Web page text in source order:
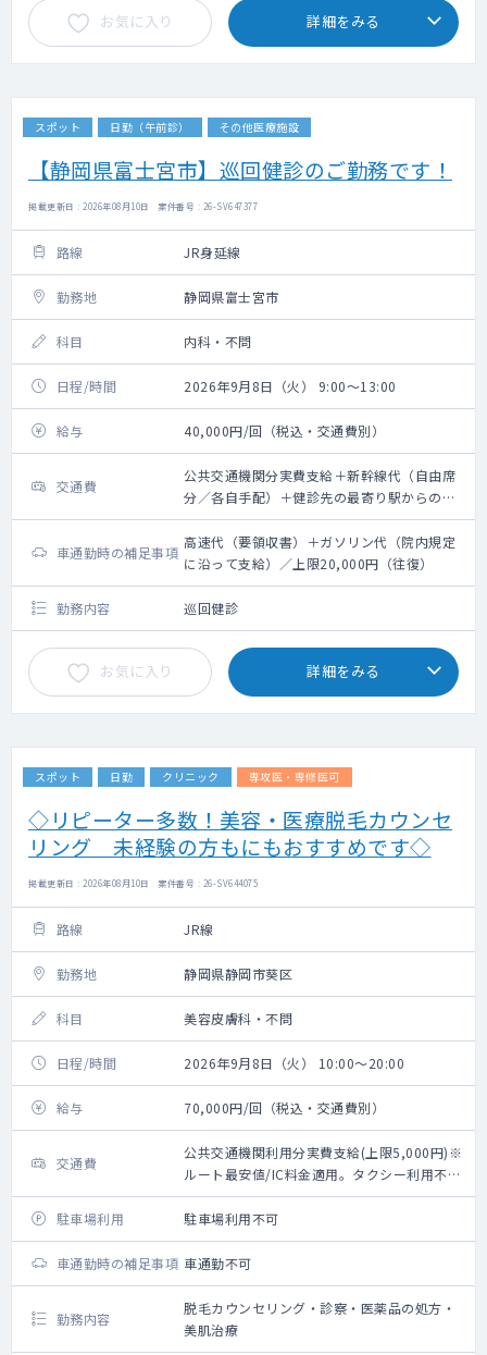
お気に入り 詳細をみる
スポット 日勤（午前診） その他医療施設
【静岡県富士宮市】巡回健診のご勤務です！
掲載更新日 : 2026年08月10日 案件番号 : 26-SV647377
路線 JR身延線
勤務地 静岡県富士宮市
科目 内科・不問
日程/時間 2026年9月8日（火） 9:00～13:00
給与 40,000円/回（税込・交通費別）
交通費
公共交通機関分実費支給＋新幹線代（自由席
分／各自手配）＋健診先の最寄り駅からのタ
クシー代支給（要領収書）／上限20,000円
（往復）
車通勤時の補足事項
高速代（要領収書）＋ガソリン代（院内規定
に沿って支給）／上限20,000円（往復）
勤務内容 巡回健診
お気に入り 詳細をみる
スポット 日勤 クリニック 専攻医・専修医可
◇リピーター多数！美容・医療脱毛カウンセ
リング 未経験の方もにもおすすめです◇
掲載更新日 : 2026年08月10日 案件番号 : 26-SV644075
路線 JR線
勤務地 静岡県静岡市葵区
科目 美容皮膚科・不問
日程/時間 2026年9月8日（火） 10:00～20:00
給与 70,000円/回（税込・交通費別）
交通費
公共交通機関利用分実費支給(上限5,000円)※
ルート最安値/IC料金適用。タクシー利用不
可。
駐車場利用
駐車場利用不可
車通勤時の補足事項 車通勤不可
勤務内容
脱毛カウンセリング・診察・医薬品の処方・
美肌治療